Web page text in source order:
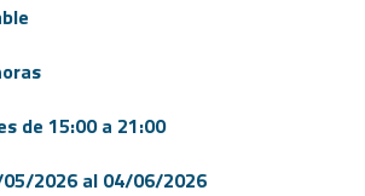
de 15:00 a 21:00
2026 al 04/06/2026